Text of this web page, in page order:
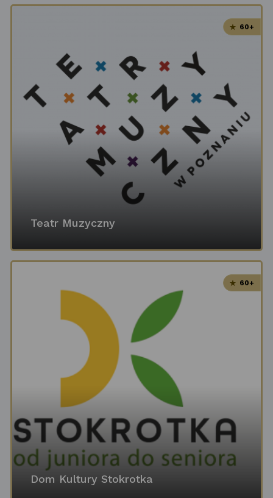
60+
Teatr Muzyczny
60+
Dom Kultury Stokrotka